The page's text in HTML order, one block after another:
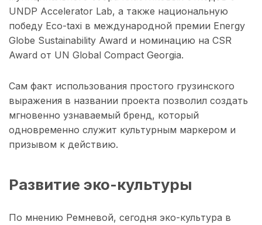
UNDP Accelerator Lab, а также национальную
победу Eco-taxi в международной премии Energy
Globe Sustainability Award и номинацию на CSR
Award от UN Global Compact Georgia.
Сам факт использования простого грузинского
выражения в названии проекта позволил создать
мгновенно узнаваемый бренд, который
одновременно служит культурным маркером и
призывом к действию.
Развитие эко-культуры
По мнению Ремневой, сегодня эко-культура в